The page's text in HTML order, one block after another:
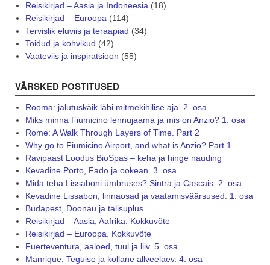
Reisikirjad – Aasia ja Indoneesia(18)
Reisikirjad – Euroopa(114)
Tervislik eluviis ja teraapiad (34)
Toidud ja kohvikud (42)
Vaateviis ja inspiratsioon (55)
VÄRSKED POSTITUSED
Rooma: jalutuskäik läbi mitmekihilise aja. 2. osa
Miks minna Fiumicino lennujaama ja mis on Anzio? 1. osa
Rome: A Walk Through Layers of Time. Part 2
Why go to Fiumicino Airport, and what is Anzio? Part 1
Ravipaast Loodus BioSpas – keha ja hinge nauding
Kevadine Porto, Fado ja ookean. 3. osa
Mida teha Lissaboni ümbruses? Sintra ja Cascais. 2. osa
Kevadine Lissabon, linnaosad ja vaatamisväärsused. 1. osa
Budapest, Doonau ja talisuplus
Reisikirjad – Aasia, Aafrika. Kokkuvõte
Reisikirjad – Euroopa. Kokkuvõte
Fuerteventura, aaloed, tuul ja liiv. 5. osa
Manrique, Teguise ja kollane allveelaev. 4. osa